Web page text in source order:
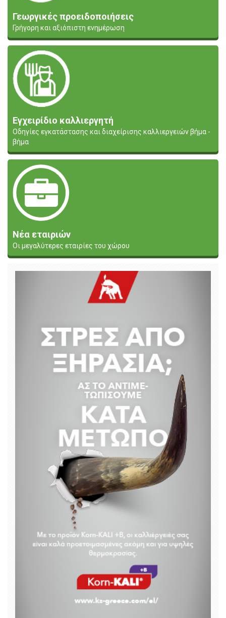
Γεωργικές προειδοποιήσεις
Γρήγορη και αξιόπιστη ενημέρωση
Εγχειρίδιο καλλιεργητή
Οδηγίες εγκατάστασης και διαχείρισης καλλιεργειών βήμα -
βήμα
Νέα εταιριών
Οι μεγαλύτερες εταιρίες του χώρου